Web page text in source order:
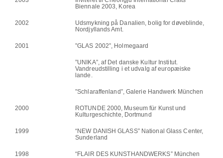
Biennale 2003, Korea
2002
Udsmykning på Danalien, bolig for døveblinde,
Nordjyllands Amt.
2001 ”GLAS 2002”, Holmegaard
”UNIKA”, af Det danske Kultur Institut.
Vandreudstilling i et udvalg af europæiske
lande.
”Schlaraffenland”, Galerie Handwerk München
2000
ROTUNDE 2000, Museum für Kunst und
Kulturgeschichte, Dortmund
1999
“NEW DANISH GLASS” National Glass Center,
Sunderland
1998 “FLAIR DES KUNSTHANDWERKS” München